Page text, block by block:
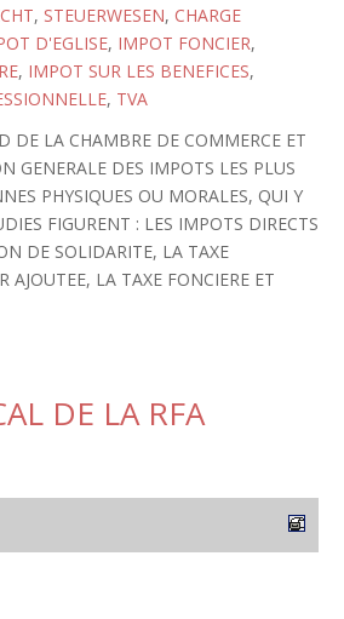
, STEUERWESEN, CHARGE
D'EGLISE, IMPOT FONCIER,
, IMPOT SUR LES BENEFICES,
, TVA
DE LA CHAMBRE DE COMMERCE ET
GENERALE DES IMPOTS LES PLUS
PHYSIQUES OU MORALES, QUI Y
FIGURENT : LES IMPOTS DIRECTS
DE SOLIDARITE, LA TAXE
AJOUTEE, LA TAXE FONCIERE ET
DE LA RFA